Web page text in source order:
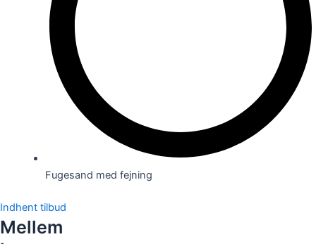
Fugesand med fejning
Indhent tilbud
Mellem